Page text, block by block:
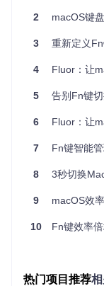
选择"Product
方式二：手动安
双击打开
用运行
提示：建议勾选"
定制应用规
创建应用专属Fn
nces"，然后
目标程序，或
2 macOS键盘
3 重新定义Fn
4 Fluor：让
5 告别Fn键
6 Fluor：让
7 Fn键智能管
8 3秒切换Mac
9 macOS效率工
10 Fn键效率
热门项目推荐